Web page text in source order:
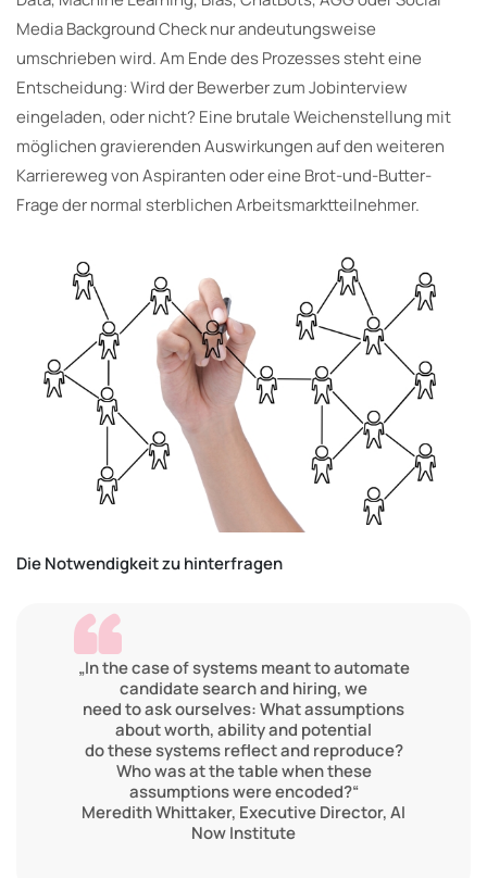
Media Background Check nur andeutungsweise
umschrieben wird. Am Ende des Prozesses steht eine
Entscheidung: Wird der Bewerber zum Jobinterview
eingeladen, oder nicht? Eine brutale Weichenstellung mit
möglichen gravierenden Auswirkungen auf den weiteren
Karriereweg von Aspiranten oder eine Brot-und-Butter-
Frage der normal sterblichen Arbeitsmarktteilnehmer.
Die Notwendigkeit zu hinterfragen
„In the case of systems meant to automate
candidate search and hiring, we
need to ask ourselves: What assumptions
about worth, ability and potential
do these systems reflect and reproduce?
Who was at the table when these
assumptions were encoded?“
Meredith Whittaker, Executive Director, AI
Now Institute